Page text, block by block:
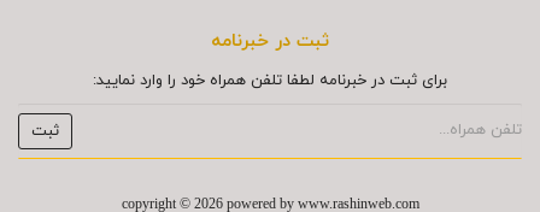
ثبت در خبرنامه
برای ثبت در خبرنامه لطفا تلفن همراه خود را وارد نمایید:
copyright © 2026 powered by www.rashinweb.com